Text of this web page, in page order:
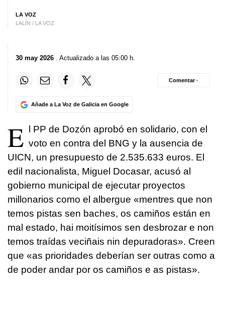
LA VOZ
LALÍN / LA VOZ
30 may 2026 . Actualizado a las 05:00 h.
Añade a La Voz de Galicia en Google
Comentar ·
E
l PP de Dozón aprobó en solidario, con el
voto en contra del BNG y la ausencia de
UICN, un presupuesto de 2.535.633 euros. El
edil nacionalista, Miguel Docasar, acusó al
gobierno municipal de ejecutar proyectos
millonarios como el albergue «mentres que non
temos pistas sen baches, os camiños están en
mal estado, hai moitísimos sen desbrozar e non
temos traídas veciñais nin depuradoras». Creen
que «as prioridades deberían ser outras como a
de poder andar por os camiños e as pistas».